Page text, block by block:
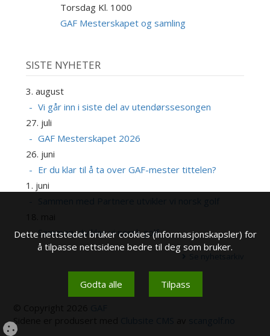
Torsdag Kl. 1000
GAF Mesterskapet og samling
SISTE NYHETER
3. august
Vi går inn i siste del av utendørssesongen
27. juli
GAF Mesterskapet 2026
26. juni
Er du klar til å ta over GAF-mester tittelen?
1. juni
Sammen utvikler vi norsk golf
Sidene er produsert med
Dette nettstedet bruker cookies (informasjonskapsler) for
å tilpasse nettsidene bedre til deg som bruker.
Godta alle Tilpass